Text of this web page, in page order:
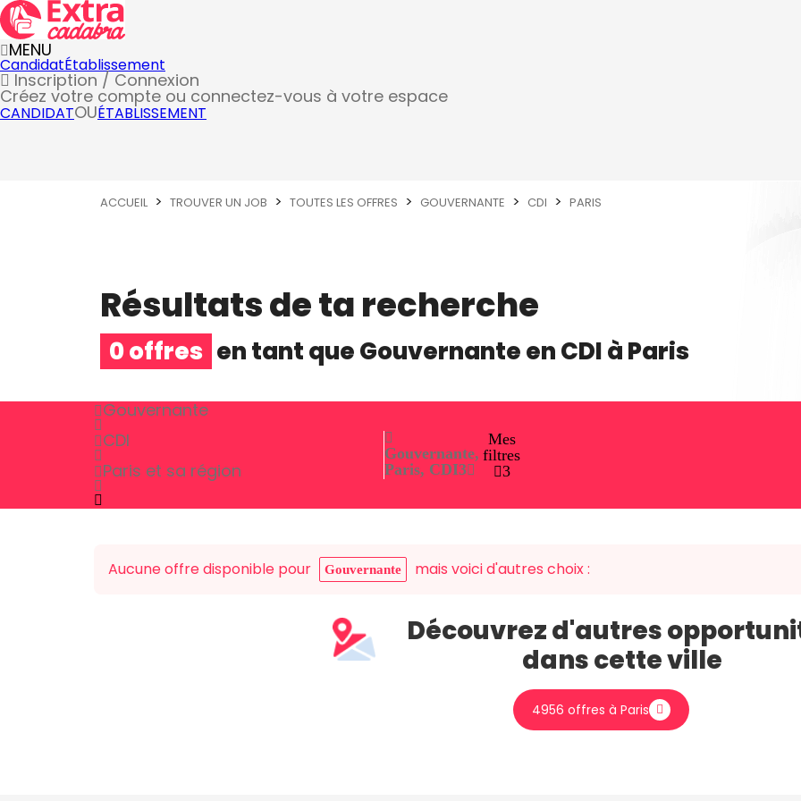
MENU
CandidatÉtablissement
Inscription / Connexion
Créez votre compte ou connectez-vous à votre espace
CANDIDATOUÉTABLISSEMENT
ACCUEIL TROUVER UN JOB TOUTES LES OFFRES GOUVERNANTE CDI PARIS
Résultats de ta recherche
0 offres en tant queGouvernanteenCDIàParis
Gouvernante
CDI
Paris et sa région
Gouvernante,
Paris, CDI3
Mes
filtres
3
Aucune offre disponible pour Gouvernante mais voici d'autres choix :
Découvrez d'autres
dans cette ville
4956 offres à Paris